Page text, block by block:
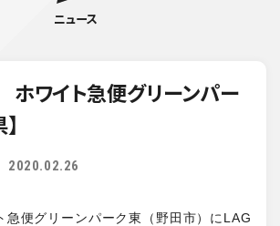
ニュース
ワイト急便グリーンパー
2020.02.26
急便グリーンパーク東（野田市）にLAG